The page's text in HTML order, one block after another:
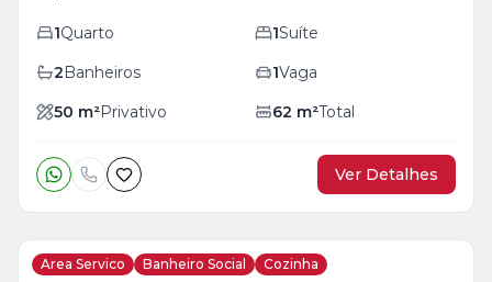
1Quarto 1Suíte
2Banheiros 1Vaga
50 m²Privativo 62 m²Total
Ver Detalhes
Area Servico Banheiro Social Cozinha